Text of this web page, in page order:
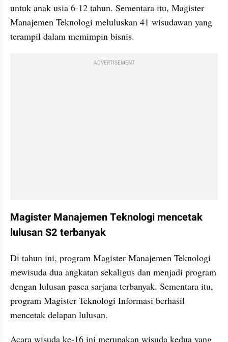
untuk anak usia 6-12 tahun. Sementara itu, Magister
Manajemen Teknologi meluluskan 41 wisudawan yang
terampil dalam memimpin bisnis.
ADVERTISEMENT
Magister Manajemen Teknologi mencetak
lulusan S2 terbanyak
Di tahun ini, program Magister Manajemen Teknologi
mewisuda dua angkatan sekaligus dan menjadi program
dengan lulusan pasca sarjana terbanyak. Sementara itu,
program Magister Teknologi Informasi berhasil
mencetak delapan lulusan.
Acara wisuda ke-16 ini merupakan wisuda kedua yang